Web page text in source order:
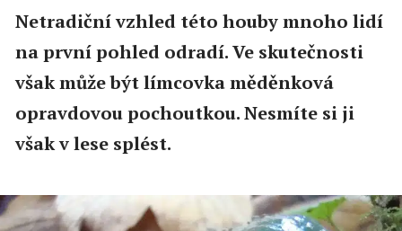
Netradiční vzhled této houby mnoho lidí
na první pohled odradí. Ve skutečnosti
však může být límcovka měděnková
opravdovou pochoutkou. Nesmíte si ji
však v lese splést.